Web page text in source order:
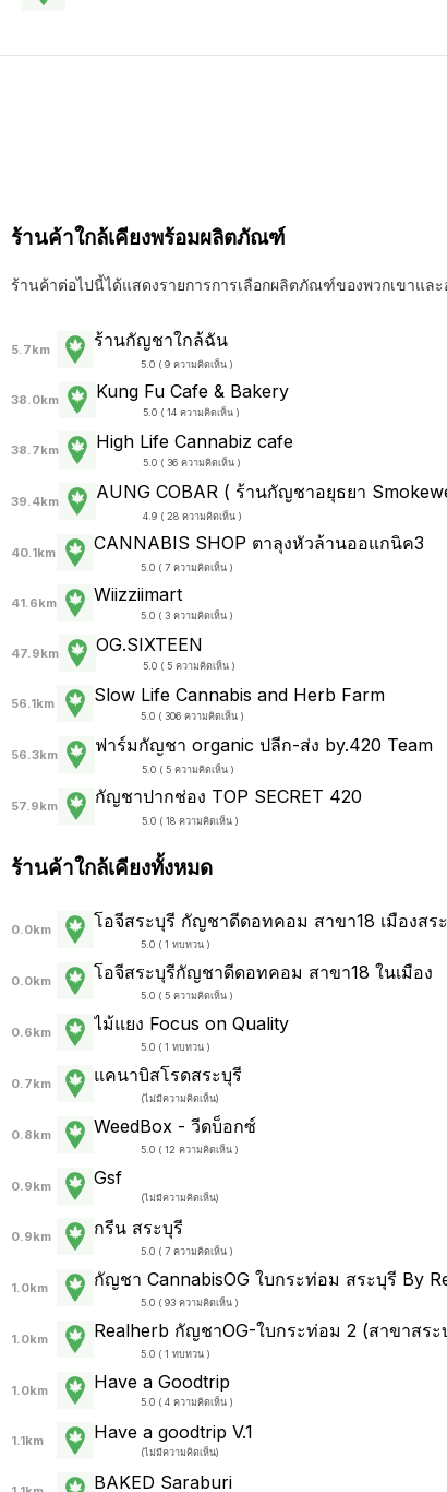
ร้านค้าใกล้เคียงพร้อมผลิตภัณฑ์
ร้านค้าต่อไปนี้ได้แสดงรายการการเลือกผลิตภัณฑ์ของพวกเขาและ
5.7km ร้านกัญชาใกล้ฉัน
5.0 ( 9 ความคิดเห็น )
38.0km Kung Fu Cafe & Bakery
5.0 ( 14 ความคิดเห็น )
38.7km High Life Cannabiz cafe
5.0 ( 36 ความคิดเห็น )
39.4km AUNG COBAR ( ร้านกัญชาอยุธยา
4.9 ( 28 ความคิดเห็น )
40.1km CANNABIS SHOP ตาลุงหัวล้านออแกนิค3
5.0 ( 7 ความคิดเห็น )
41.6km Wiizziimart
5.0 ( 3 ความคิดเห็น )
47.9km OG.SIXTEEN
5.0 ( 5 ความคิดเห็น )
56.1km Slow Life Cannabis and Herb Farm
5.0 ( 306 ความคิดเห็น )
56.3km ฟาร์มกัญชา organic ปลีก-ส่ง by.420 Team
5.0 ( 5 ความคิดเห็น )
57.9km กัญชาปากช่อง TOP SECRET 420
5.0 ( 18 ความคิดเห็น )
ร้านค้าใกล้เคียงทั้งหมด
0.0km โอจีสระบุรี กัญชาดีดอทคอม สาขา18 เมืองสร
5.0 ( 1 ทบทวน )
0.0km โอจีสระบุรีกัญชาดีดอทคอม สาขา18 ในเมือง
5.0 ( 5 ความคิดเห็น )
0.6km ไม้แยง Focus on Quality
5.0 ( 1 ทบทวน )
0.7km แคนาบิสโรดสระบุรี
(ไม่มีความคิดเห็น)
0.8km WeedBox - วีดบ็อกซ์
5.0 ( 12 ความคิดเห็น )
0.9km Gsf
(ไม่มีความคิดเห็น)
0.9km กรีน สระบุรี
5.0 ( 7 ความคิดเห็น )
1.0km กัญชา CannabisOG ใบกระท่อม สระบุรี By
5.0 ( 93 ความคิดเห็น )
1.0km Realherb กัญชาOG-ใบกระท่อม 2 (สาขาสระ
5.0 ( 1 ทบทวน )
1.0km Have a Goodtrip
5.0 ( 4 ความคิดเห็น )
1.1km Have a goodtrip V.1
(ไม่มีความคิดเห็น)
BAKED Saraburi